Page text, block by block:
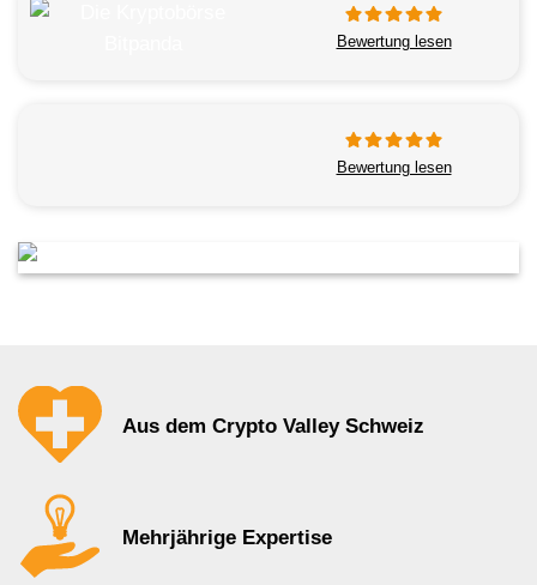
Bewertung lesen
Bewertung lesen
Aus dem Crypto Valley Schweiz
Mehrjährige Expertise